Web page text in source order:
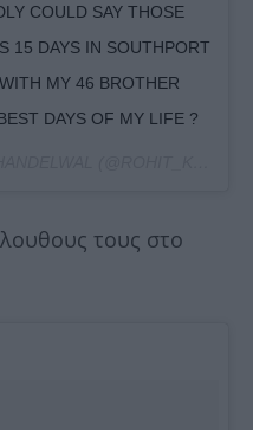
COULD SAY THOSE
15 DAYS IN SOUTHPORT
MY 46 BROTHER
DAYS OF MY LIFE ?
τους στο